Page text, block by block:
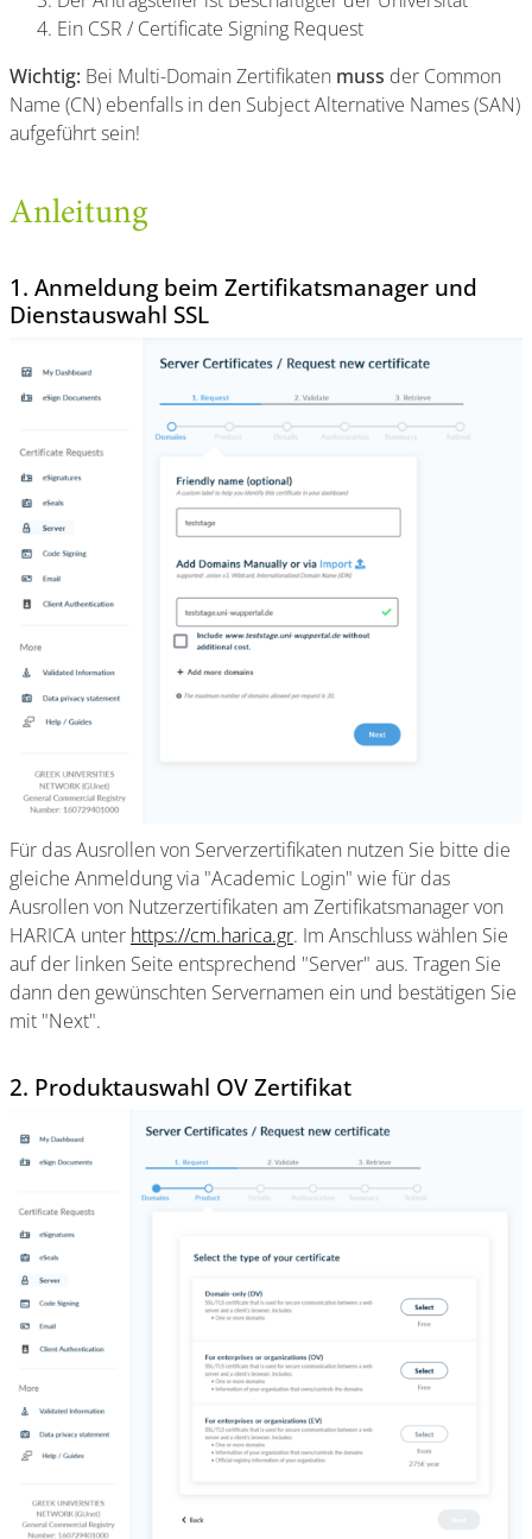
Ein CSR / Certificate Signing Request
Wichtig: Bei Multi-Domain Zertifikaten muss der Common
Name (CN) ebenfalls in den Subject Alternative Names (SAN)
aufgeführt sein!
Anleitung
1. Anmeldung beim Zertifikatsmanager und
Dienstauswahl SSL
Für das Ausrollen von Serverzertifikaten nutzen Sie bitte die
gleiche Anmeldung via "Academic Login" wie für das
Ausrollen von Nutzerzertifikaten am Zertifikatsmanager von
HARICA unter https://cm.harica.gr. Im Anschluss wählen Sie
auf der linken Seite entsprechend "Server" aus. Tragen Sie
dann den gewünschten Servernamen ein und bestätigen Sie
mit "Next".
2. Produktauswahl OV Zertifikat